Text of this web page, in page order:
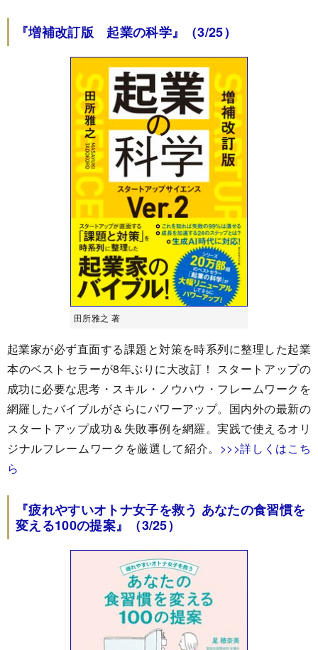
『増補改訂版 起業の科学』（3/25）
田所雅之 著
起業家が必ず直面する課題と対策を時系列に整理した起業
本のベストセラーが8年ぶりに大改訂！ スタートアップの
成功に必要な思考・スキル・ノウハウ・フレームワークを
網羅したバイブルがさらにパワーアップ。国内外の最新の
スタートアップ成功＆失敗事例を網羅。実践で使えるオリ
ジナルフレームワークを厳選して紹介。 >>>詳しくはこち
ら
『疲れやすいオトナ女子を救う あなたの食習慣を
変える100の提案』（3/25）